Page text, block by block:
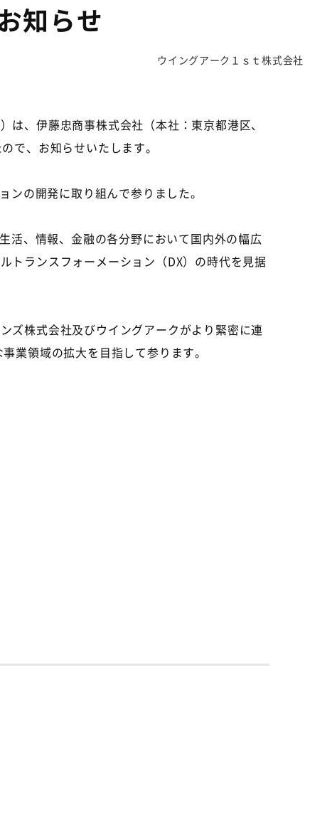
知らせ
ウイングアーク１ｓｔ株式会社
、伊藤忠商事株式会社（本社：東京都港区、
で、お知らせいたします。
の開発に取り組んで参りました。
活、情報、金融の各分野において国内外の幅広
トランスフォーメーション（DX）の時代を見据
ズ株式会社及びウイングアークがより緊密に連
業領域の拡大を目指して参ります。